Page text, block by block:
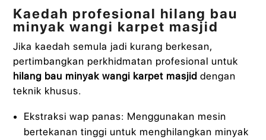
Kaedah profesional hilang bau
minyak wangi karpet masjid
Jika kaedah semula jadi kurang berkesan,
pertimbangkan perkhidmatan profesional untuk
hilang bau minyak wangi karpet masjid dengan
teknik khusus.
Ekstraksi wap panas: Menggunakan mesin
bertekanan tinggi untuk menghilangkan minyak